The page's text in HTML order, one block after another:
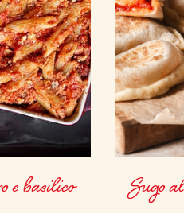
e basilico Sugo